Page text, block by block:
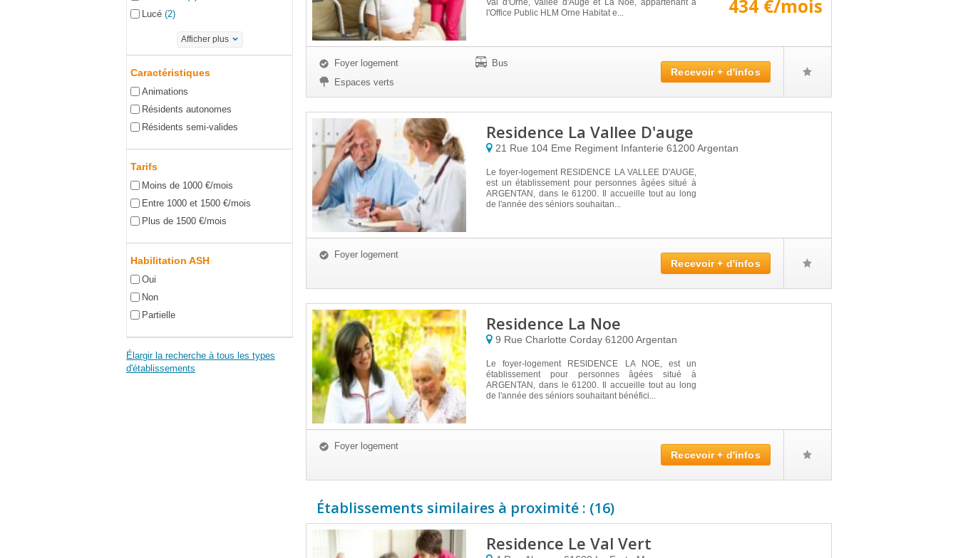
Lucé (2)
Afficher plus
Caractéristiques
Animations
Résidents autonomes
Résidents semi-valides
Tarifs
Moins de 1000 €/mois
Entre 1000 et 1500 €/mois
Plus de 1500 €/mois
Habilitation ASH
Oui
Non
Partielle
Élargir la recherche à tous les types
d'établissements
Val d'Orne, Vallée d'Auge et La Noë, appartenant à
l'Office Public HLM Orne Habitat e...
434 €/mois
Foyer logement
Espaces verts
Bus
Recevoir + d'infos
Residence La Vallee D'auge
21 Rue 104 Eme Regiment Infanterie 61200Argentan
Le foyer-logement RESIDENCE LA VALLEE D'AUGE,
est un établissement pour personnes âgées situé à
ARGENTAN, dans le 61200. Il accueille tout au long
de l'année des séniors souhaitan...
Foyer logement
Recevoir + d'infos
Residence La Noe
9 Rue Charlotte Corday 61200Argentan
Le foyer-logement RESIDENCE LA NOE, est un
établissement pour personnes âgées situé à
ARGENTAN, dans le 61200. Il accueille tout au long
de l'année des séniors souhaitant bénéfici...
Foyer logement
Recevoir + d'infos
Établissements similaires à proximité : (16)
Residence Le Val Vert